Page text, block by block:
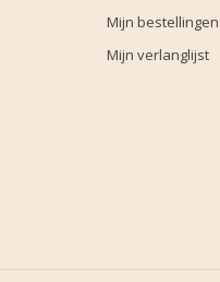
Mijn bestellingen
Mijn verlanglijst